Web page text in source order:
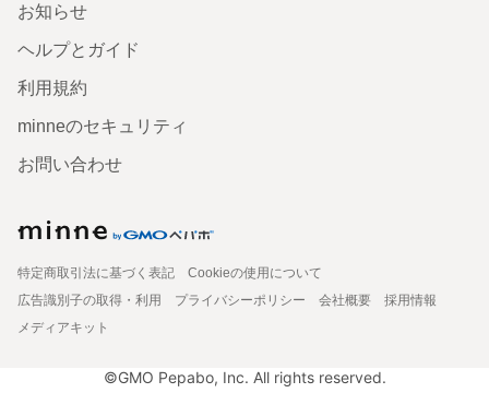
お知らせ
ヘルプとガイド
利用規約
minneのセキュリティ
お問い合わせ
特定商取引法に基づく表記
Cookieの使用について
広告識別子の取得・利用
プライバシーポリシー 会社概要
採用情報
メディアキット
©GMO Pepabo, Inc. All rights reserved.